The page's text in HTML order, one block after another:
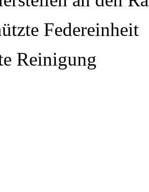
Federeinheit
Reinigung